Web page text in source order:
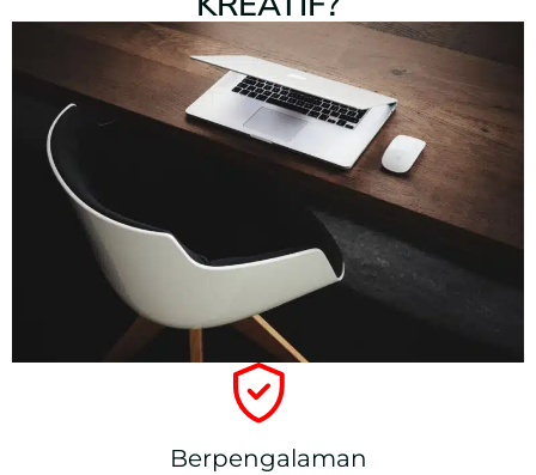
Berpengalaman